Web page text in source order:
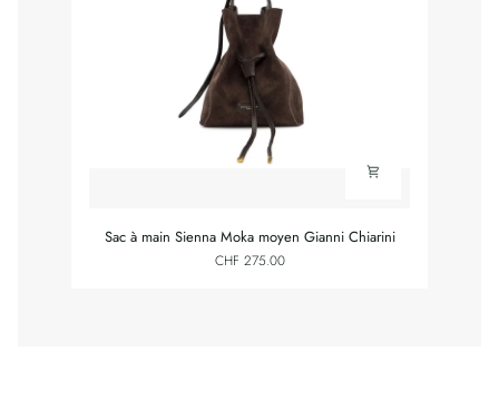
SacSac à main Sienna Moka moyen Gianni Chiarini
CHF 275.00